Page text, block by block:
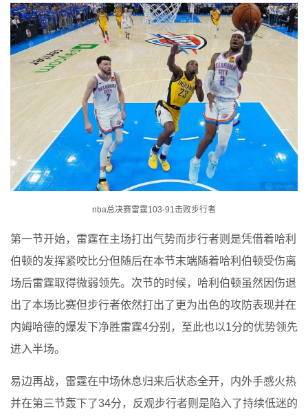
nba总决赛雷霆103-91击败步行者
第一节开始，雷霆在主场打出气势而步行者则是凭借着哈利
伯顿的发挥紧咬比分但随后在本节末端随着哈利伯顿受伤离
场后雷霆取得微弱领先。次节的时候，哈利伯顿虽然因伤退
出了本场比赛但步行者依然打出了更为出色的攻防表现并在
内姆哈德的爆发下净胜雷霆4分别，至此也以1分的优势领先
进入半场。
易边再战，雷霆在中场休息归来后状态全开，内外手感火热
并在第三节轰下了34分，反观步行者则是陷入了持续低迷的